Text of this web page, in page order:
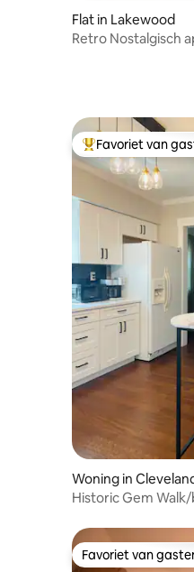
Flat in Lakewood
Retro Nostalgisch
Topfavoriet van
Favoriet van
Woning in
Historic Gem
Favoriet van
Favoriet van